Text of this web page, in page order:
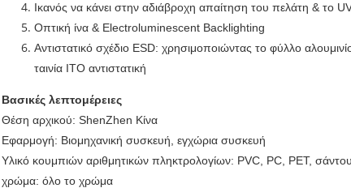
Ικανός να κάνει στην αδιάβροχη απαίτηση του πελάτη & το
Οπτική ίνα & Electroluminescent Backlighting
Αντιστατικό σχέδιο ESD: χρησιμοποιώντας το φύλλο
ταινία ITO αντιστατική
Βασικές λεπτομέρειες
Θέση αρχικού: ShenZhen Κίνα
Εφαρμογή: Βιομηχανική συσκευή, εγχώρια συσκευή
Υλικό κουμπιών αριθμητικών πληκτρολογίων: PVC, PC, PET,
χρώμα: όλο το χρώμα